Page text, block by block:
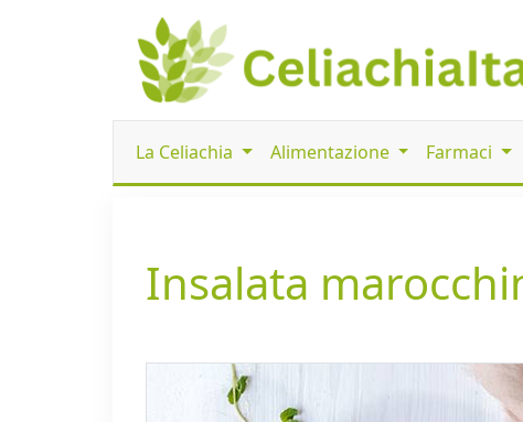
La Celiachia Alimentazione Farmaci
Insalata